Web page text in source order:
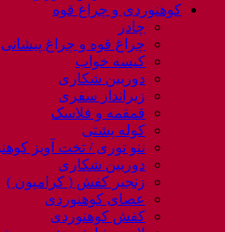
کوهنوردی و چراغ قوه
چادر
چراغ قوه و چراغ پیشانی
کیسه خواب
دوربین شکاری
زیرانداز سفری
قمقمه و فلاسک
کوله پشتی
ننو توری / تخت آویز
دوربین شکاری
زنجیر کفش ( کرامپون )
عصای کوهنوردی
کفش کوهنوردی